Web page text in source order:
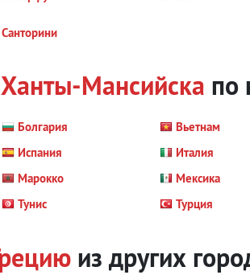
Санторини
Мансийска по
Болгария Вьетнам
Испания Италия
Марокко Мексика
Тунис Турция
из других